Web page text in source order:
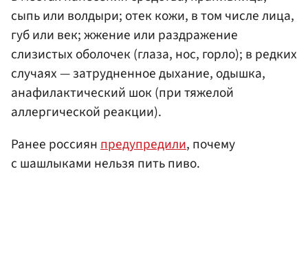
сыпь или волдыри; отек кожи, в том числе лица,
губ или век; жжение или раздражение
слизистых оболочек (глаза, нос, горло); в редких
случаях — затрудненное дыхание, одышка,
анафилактический шок (при тяжелой
аллергической реакции).
Ранее россиянпредупредили, почему
с шашлыками нельзя пить пиво.